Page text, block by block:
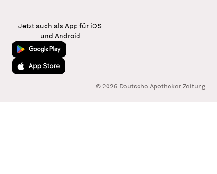
Jetzt auch als App für iOS
und Android
Jetzt bei Google Play
Laden im App Store
© 2026 Deutsche Apotheker Zeitung